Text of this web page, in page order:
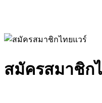
สมัครสมาชิก